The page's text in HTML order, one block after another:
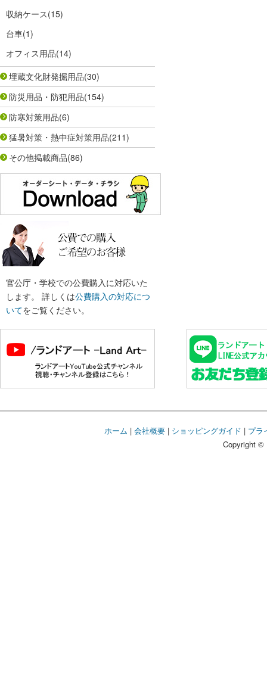
収納ケース(15)
台車(1)
オフィス用品(14)
埋蔵文化財発掘用品(30)
防災用品・防犯用品(154)
防寒対策用品(6)
猛暑対策・熱中症対策用品(211)
その他掲載商品(86)
官公庁・学校での公費購入に対応いた
します。 詳しくは公費購入の対応につ
いてをご覧ください。
ホーム | 会社概要| ショッピングガイド | プラ
Copyright ©